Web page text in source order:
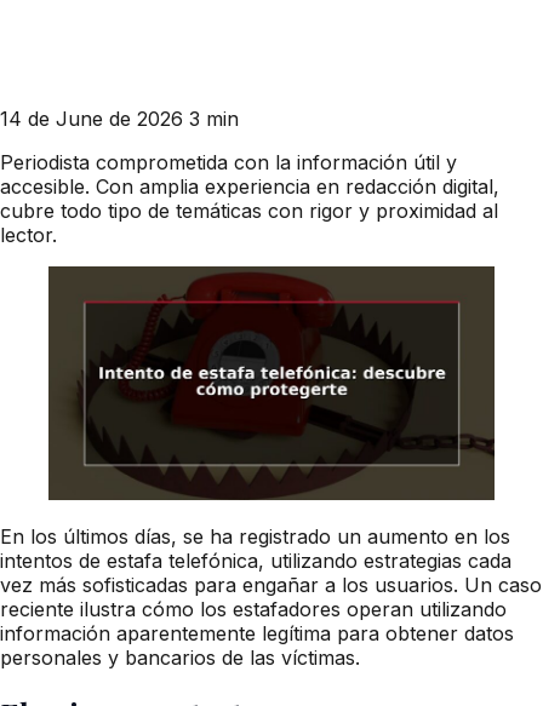
14 de June de 2026 3 min
Periodista comprometida con la información útil y
accesible. Con amplia experiencia en redacción digital,
cubre todo tipo de temáticas con rigor y proximidad al
lector.
En los últimos días, se ha registrado un aumento en los
intentos de estafa telefónica, utilizando estrategias cada
vez más sofisticadas para engañar a los usuarios. Un caso
reciente ilustra cómo los estafadores operan utilizando
información aparentemente legítima para obtener datos
personales y bancarios de las víctimas.